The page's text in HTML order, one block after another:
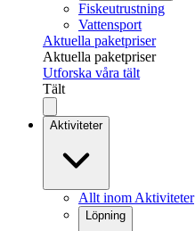
Fiskeutrustning
Vattensport
Aktuella paketpriser
Aktuella paketpriser
Utforska våra tält
Tält
Aktiviteter
Allt inom Aktiviteter
Löpning